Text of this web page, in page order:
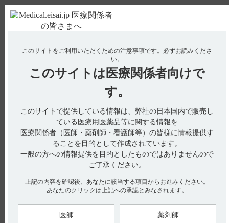
使用期限検索 Drug Information
No : 2188
【インフリー】 効能又は効果について教えてく
電子添文には、効能又は効果に関する以下の記載があります。
4. 効能又は効果（引用1）
下記疾患並びに症状の消炎・鎮痛
関節リウマチ、変形性関節症、腰痛症、肩関節周囲炎、頸肩腕
症候群
【引用】
1）インフリーカプセル100mg・Sカプセル200mg電子添文 2024
年10月改訂（第2版） 4. 効能又は効果
このサイトをご利用いただくための注意事項です。 必ずお読みくださ
い。
このサイトは 医療関係者向けで
す。
このサイトで提供している情報は、弊社の日本国内で販売し
ている医療用医薬品等に関する情報を
医療関係者（医師・薬剤師・看護師等）の皆様に情報提供す
ることを目的として作成されています。
一般の方への情報提供を目的としたものではありませんので
ご了承ください。
上記の内容を確認後、あなたに該当する項目からお進みください。
あなたのクリックは上記への承認とみなされます。
医師 薬剤師